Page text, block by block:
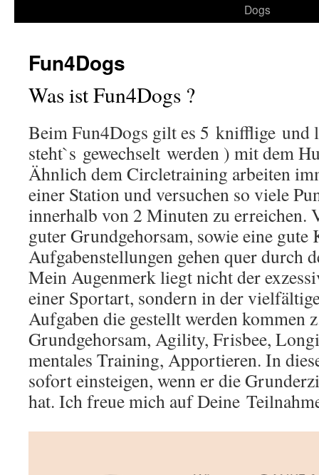
Dogs
Fun4Dogs
Was ist Fun4Dogs ?
Beim Fun4Dogs gilt es 5 knifflige und
steht`s gewechselt werden ) mit dem
Ähnlich dem Circletraining arbeiten
einer Station und versuchen so viele
innerhalb von 2 Minuten zu erreichen.
guter Grundgehorsam, sowie eine
Aufgabenstellungen gehen quer durch
Mein Augenmerk liegt nicht der
einer Sportart, sondern in der
Aufgaben die gestellt werden kommen
Grundgehorsam, Agility, Frisbee,
mentales Training, Apportieren. In
sofort einsteigen, wenn er die
hat. Ich freue mich auf Deine